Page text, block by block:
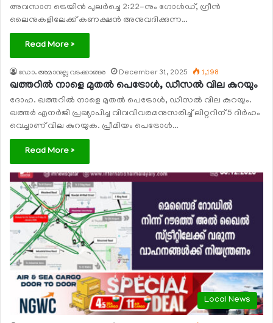
അവസാന ട്രെയിന്‍ പുലര്‍ച്ചെ 2:22-നും ഗോള്‍ഡ്, ഗ്രീന്‍
ലൈനുകളിലേക്ക് കണക്ഷന്‍ അനുവദിക്കുന്ന…
Read More »
ഡോ. അമാനുല്ല വടക്കാങ്ങര December 31, 2025 1,198
ഖത്തറില്‍ നാളെ മുതല്‍ പെട്രോള്‍, ഡീസല്‍ വില കുറയും
ദോഹ. ഖത്തറില്‍ നാളെ മുതല്‍ പെട്രോള്‍, ഡീസല്‍ വില കുറയും.
ഖത്തര്‍ എനര്‍ജി പ്രഖ്യാപിച്ച വിവവിവരമനുസരിച്ച് ലിറ്ററിന് 5 ദിര്‍ഹം
വെച്ചാണ് വില കുറയുക. പ്രീമിയം പെട്രോള്‍…
Read More »
Local News